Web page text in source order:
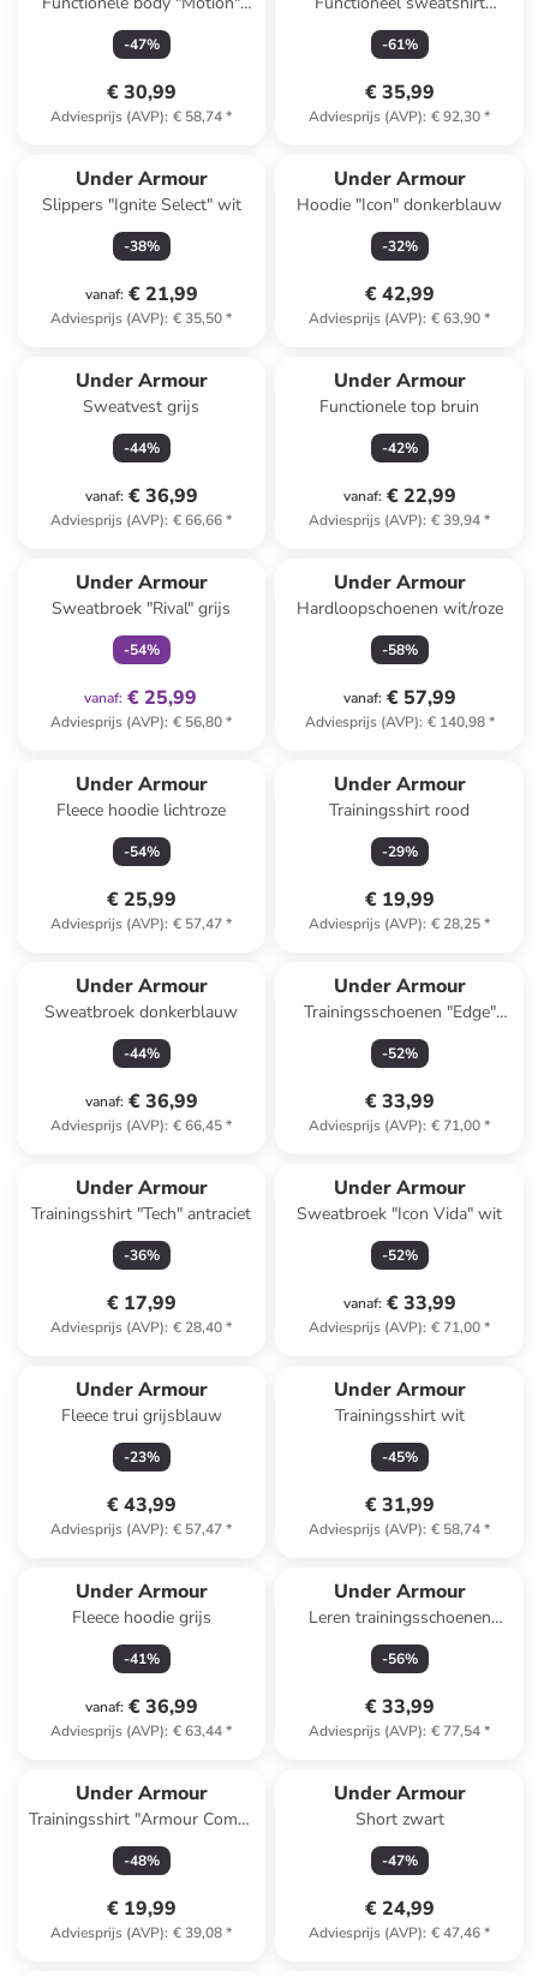
zwart
-47%
€ 30,99
Adviesprijs (AVP): € 58,74*
"Unstoppable" antraciet
-61%
€ 35,99
Adviesprijs (AVP): € 92,30*
Under Armour
Slippers "Ignite Select" wit
-38%
vanaf: € 21,99
Adviesprijs (AVP): € 35,50*
Under Armour
Hoodie "Icon" donkerblauw
-32%
€ 42,99
Adviesprijs (AVP): € 63,90*
Under Armour
Sweatvest grijs
-44%
vanaf: € 36,99
Adviesprijs (AVP): € 66,66*
Under Armour
Functionele top bruin
-42%
vanaf: € 22,99
Adviesprijs (AVP): € 39,94*
Under Armour
Sweatbroek "Rival" grijs
-54%
vanaf: € 25,99
Adviesprijs (AVP): € 56,80*
Under Armour
Hardloopschoenen wit/roze
-58%
vanaf: € 57,99
Adviesprijs (AVP): € 140,98*
Under Armour
Fleece hoodie lichtroze
-54%
€ 25,99
Adviesprijs (AVP): € 57,47*
Under Armour
Trainingsshirt rood
-29%
€ 19,99
Adviesprijs (AVP): € 28,25*
Under Armour
Sweatbroek donkerblauw
-44%
vanaf: € 36,99
Adviesprijs (AVP): € 66,45*
Under Armour
Trainingsschoenen "Edge"
crème
-52%
€ 33,99
Adviesprijs (AVP): € 71,00*
Under Armour
Trainingsshirt "Tech" antraciet
-36%
€ 17,99
Adviesprijs (AVP): € 28,40*
Under Armour
Sweatbroek "Icon Vida" wit
-52%
vanaf: € 33,99
Adviesprijs (AVP): € 71,00*
Under Armour
Fleece trui grijsblauw
-23%
€ 43,99
Adviesprijs (AVP): € 57,47*
Under Armour
Trainingsshirt wit
-45%
€ 31,99
Adviesprijs (AVP): € 58,74*
Under Armour
Fleece hoodie grijs
-41%
vanaf: € 36,99
Adviesprijs (AVP): € 63,44*
Under Armour
Leren trainingsschoenen
beige/wit
-56%
€ 33,99
Adviesprijs (AVP): € 77,54*
Under Armour
Trainingsshirt "Armour Comp"
donkerblauw
-48%
€ 19,99
Adviesprijs (AVP): € 39,08*
Under Armour
Short zwart
-47%
€ 24,99
Adviesprijs (AVP): € 47,46*